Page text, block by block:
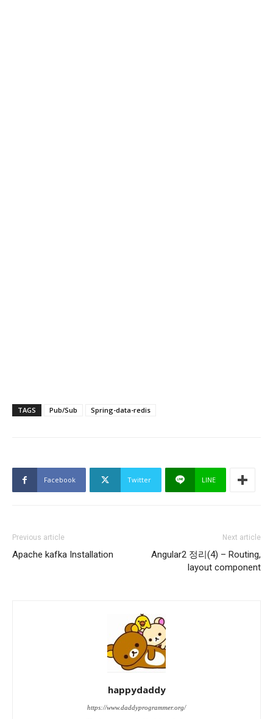
TAGS Pub/Sub Spring-data-redis
Facebook Twitter LINE
Previous article
Apache kafka Installation
Next article
Angular2 정리(4) – Routing,
layout component
happydaddy
https://www.daddyprogrammer.org/